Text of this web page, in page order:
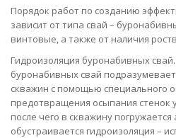
Порядок работ по созданию
зависит от типа свай –
винтовые, а также от наличия
Гидроизоляция буронабивных
буронабивных свай
скважин с помощью специального
предотвращения осыпания стенок
после чего в скважину
обустраивается гидроизоляция –